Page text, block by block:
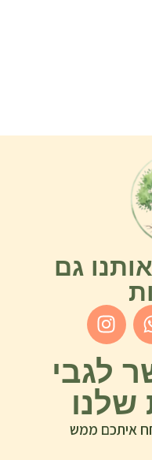
גם
לגבי
איתכם ממש